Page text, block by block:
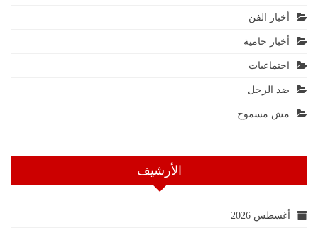
أخبار الفن
أخبار حامية
اجتماعيات
ضد الرجل
مش مسموح
الأرشيف
أغسطس 2026